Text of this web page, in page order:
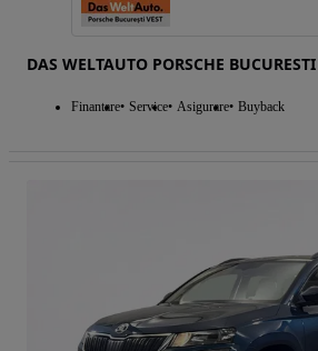
DAS WELTAUTO PORSCHE BUCURESTI
Finantare Service Asigurare Buyback